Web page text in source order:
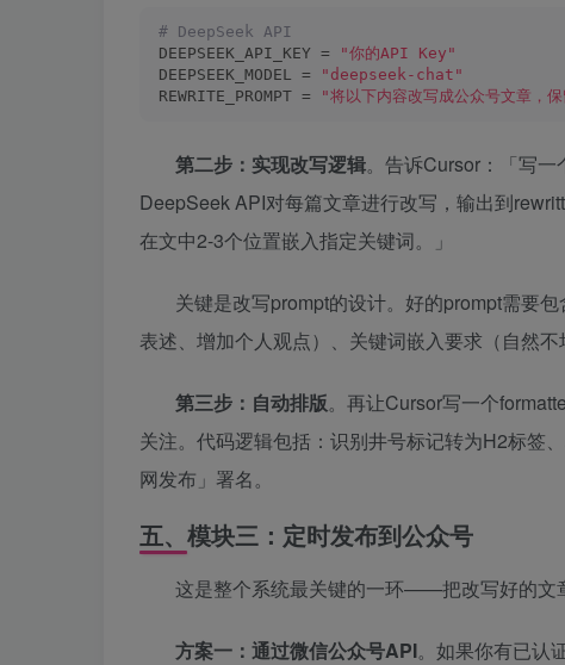
# DeepSeek API
DEEPSEEK_API_KEY =
"你的API Key"
DEEPSEEK_MODEL =
"deepseek-chat"
REWRITE_PROMPT =
"将以下内容改写成公众号文章，
第二步：实现改写逻辑。告诉Cursor：「写
DeepSeek API对每篇文章进行改写，输出到
在文中2-3个位置嵌入指定关键词。」
关键是改写prompt的设计。好的prompt需要
表述、增加个人观点）、关键词嵌入要求（自然
第三步：自动排版。再让Cursor写一个
关注。代码逻辑包括：识别井号标记转为H2标签
网发布」署名。
五、模块三：定时发布到公众号
这是整个系统最关键的一环——把改写好的文
方案一：通过微信公众号API。如果你有已认